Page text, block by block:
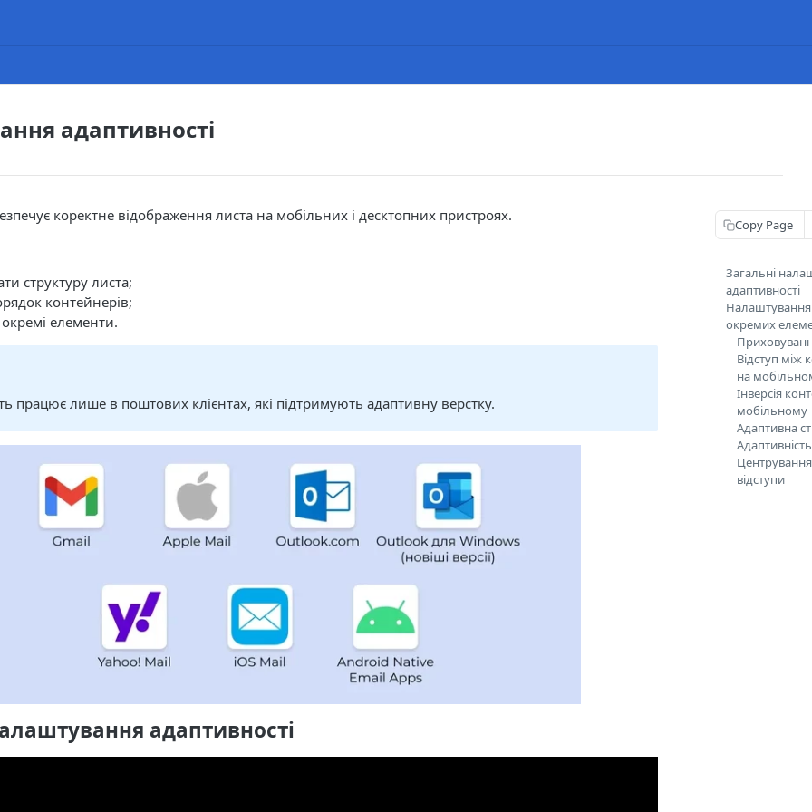
адаптивності
коректне відображення листа на мобільних і десктопних пристроях.
структуру листа;
контейнерів;
елементи.
працює лише в поштових клієнтах, які підтримують адаптивну верстку.
адаптивності
Copy Page
Загальні
адаптивності
Налаштування
окремих
Відступ між
на
Інверсія
мобільному
Адаптивна
Центрування
відступи